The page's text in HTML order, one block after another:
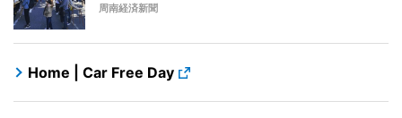
周南経済新聞
Home | Car Free Day